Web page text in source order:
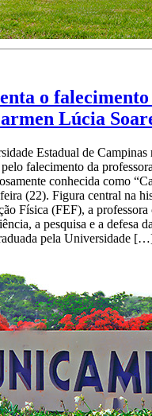
o falecimento
Lúcia
Estadual de Campinas
falecimento da
conhecida como
(22). Figura central na
Física (FEF), a
a pesquisa e a defesa
pela Universidade